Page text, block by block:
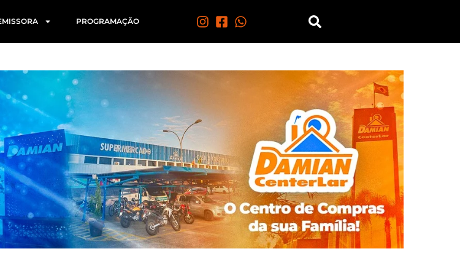
PROGRAMAÇÃO